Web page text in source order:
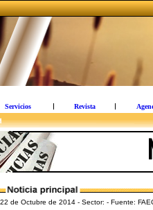
Servicios Revista
22 de Octubre de 2014 - Sector: - Fuente: